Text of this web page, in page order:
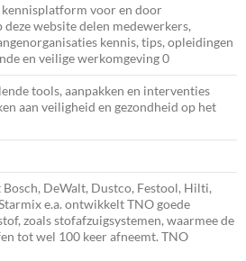
kennisplatform voor en door
website delen medewerkers,
kennis, tips, opleidingen
en veilige werkomgeving 0
tools, aanpakken en interventies
aan veiligheid en gezondheid op het
Bosch, DeWalt, Dustco, Festool, Hilti,
e.a. ontwikkelt TNO goede
zoals stofafzuigsystemen, waarmee de
tot wel 100 keer afneemt. TNO